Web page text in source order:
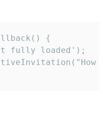
{
fully loaded');